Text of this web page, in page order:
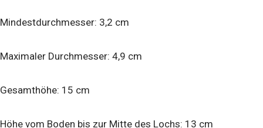
Mindestdurchmesser: 3,2 cm
Maximaler Durchmesser: 4,9 cm
Gesamthöhe: 15 cm
Höhe vom Boden bis zur Mitte des Lochs: 13 cm